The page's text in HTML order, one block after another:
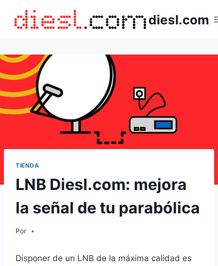
contenido
diesl.com
TIENDA
LNB Diesl.com: mejora
la señal de tu parabólica
Por
Disponer de un LNB de la máxima calidad es